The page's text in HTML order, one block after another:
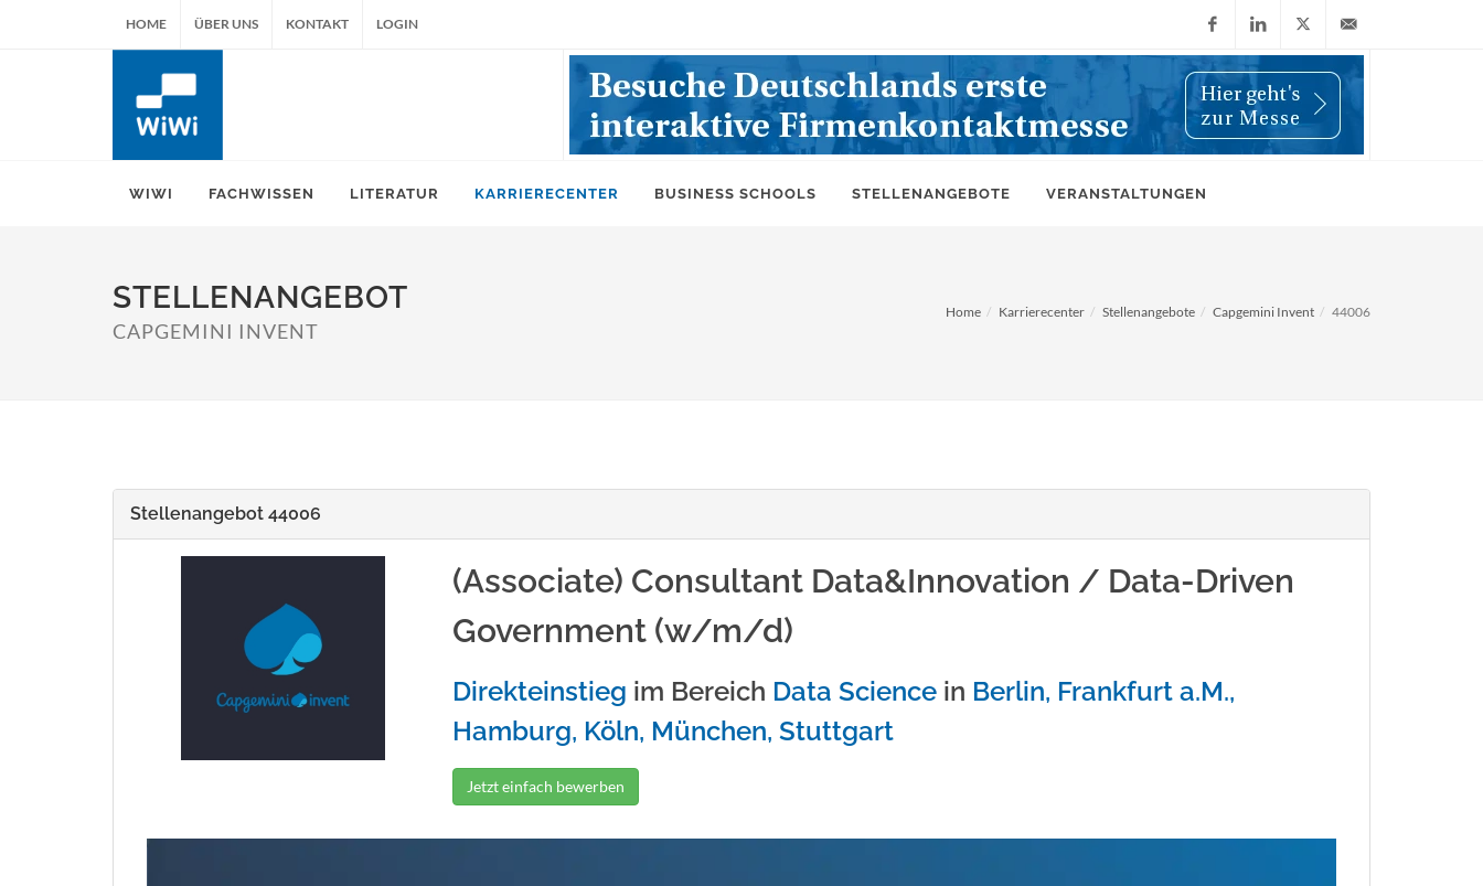
HOME ÜBER UNS KONTAKT LOGIN
FacebookLinkedIn
X
(Twitter)
info@wiwi-
WIWI FACHWISSEN LITERATUR KARRIERECENTER BUSINESS SCHOOLS STELLENANGEBOTE VERANSTALTUNGEN
STELLENANGEBOT
CAPGEMINI INVENT
Home Karrierecenter Stellenangebote Capgemini Invent 44006
Stellenangebot 44006
(Associate) Consultant Data&Innovation / Data-Driven
Government (w/m/d)
Direkteinstieg im Bereich Data Science in Berlin, Frankfurt a.M.,
Hamburg, Köln, München, Stuttgart
Jetzt einfach bewerben